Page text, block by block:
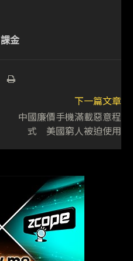
課金
下一篇文章
中國廉價手機滿載惡意程
式 美國窮人被迫使用